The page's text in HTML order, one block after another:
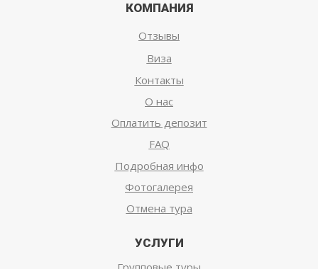
КОМПАНИЯ
Отзывы
Виза
Контакты
О нас
Оплатить депозит
FAQ
Подробная инфо
Фотогалерея
Отмена тура
УСЛУГИ